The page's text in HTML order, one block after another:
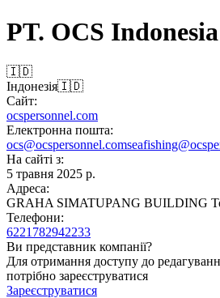
PT. OCS Indonesia
🇮🇩
Індонезія🇮🇩
Сайт:
ocspersonnel.com
Електронна пошта:
ocs@ocspersonnel.com
На сайті з:
5 травня 2025 р.
Адреса:
GRAHA SIMATUPANG BUILDING
Телефони:
6221782942233
Ви представник компанії?
Для отримання доступу до
потрібно зареєструватися
Зареєструватися